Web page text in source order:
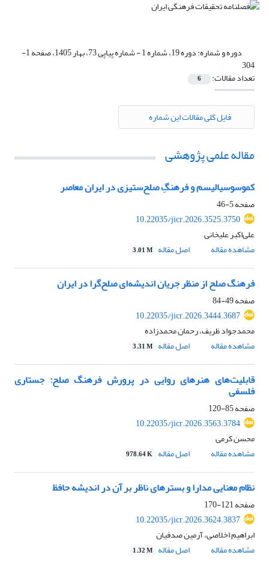
دوره و شماره: دوره 19، شماره 1 - شماره پیاپی 73، بهار 1405، صفحه 1-
304
تعداد مقالات: 6
فایل کلی مقالات این شماره
مقاله علمی پژوهشی
کموسوسیالیسم و فرهنگِ صلح‌ستیزی در ایران معاصر
صفحه5-46
10.22035/jicr.2026.3525.3750
علی‌اکبر علیخانی
مشاهده مقاله
اصل مقاله 3.01 M
فرهنگ صلح از منظر جریان اندیشه‌ای صلح‌گرا در ایران
صفحه49-84
10.22035/jicr.2026.3444.3687
محمدجواد ظریف، رحمان محمدزاده
مشاهده مقاله
اصل مقاله 3.31 M
قابلیت‌های هنرهای روایی در پرورش فرهنگ صلح: جستاری
فلسفی
صفحه85-120
10.22035/jicr.2026.3563.3784
محسن کرمی
مشاهده مقاله
اصل مقاله 978.64 K
نظام معنایی مدارا و بسترهای ناظر بر آن در اندیشه حافظ
صفحه121-170
10.22035/jicr.2026.3624.3837
ابراهیم اخلاصی، آرمین صدفیان
مشاهده مقاله
اصل مقاله 1.32 M